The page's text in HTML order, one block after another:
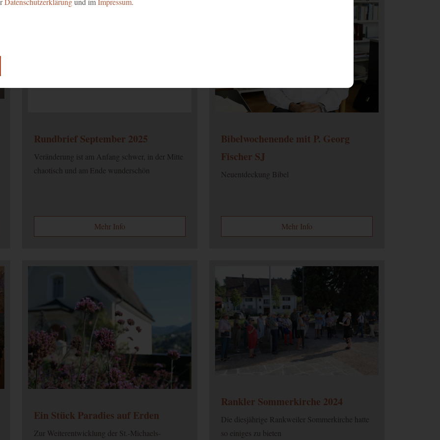
Rundbrief September 2025
Veränderung ist am Anfang schwer, in der Mitte
chaotisch und am Ende wunderschön
Mehr Info
Bibelwochenende mit P. Georg
Fischer SJ
Neuentdeckung Bibel
Mehr Info
Ein Stück Paradies auf Erden
Zur Weiterentwicklung der St.-Michaels-
Rankler Sommerkirche 2024
Die diesjährige Rankweiler Sommerkirche hatte
so einiges zu bieten
Funktion unserer Website benötigt.
Ablauf Typ Anbieter
HTML Website
Ablauf
über Nutzereinstellungen und -informationen für Google Maps 1 Jahr Andere
zu unterscheiden. 2 Jahre HTML
Google
1 Tag
Google
zu unterscheiden. 1 Tag HTML
Google
2 Jahre HTML
für den Benutzer. Wenn Sie Ihr Google Analytics- und Ihr Google
werden Elemente zur Effizienzmessung dieses Cookie lesen, sofern Sie dies